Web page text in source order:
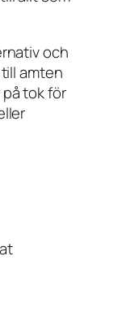
och
amten
tok för